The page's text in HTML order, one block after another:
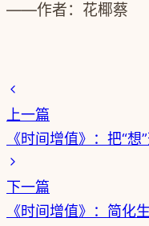
——作者：花椰蔡
上一篇
《时间增值》：把“想
下一篇
《时间增值》：简化